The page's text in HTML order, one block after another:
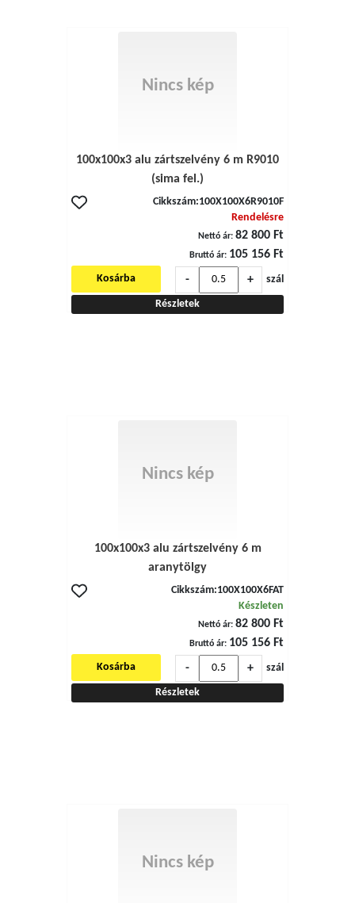
Nincs kép
100x100x3 alu zártszelvény 6 m R9010
(sima fel.)
Cikkszám:100X100X6R9010F
Rendelésre
Nettó ár: 82 800 Ft
Bruttó ár: 105 156 Ft
-
+ szál
Kosárba
Részletek
Nincs kép
100x100x3 alu zártszelvény 6 m
aranytölgy
Cikkszám:100X100X6FAT
Készleten
Nettó ár: 82 800 Ft
Bruttó ár: 105 156 Ft
-
+ szál
Kosárba
Részletek
Nincs kép